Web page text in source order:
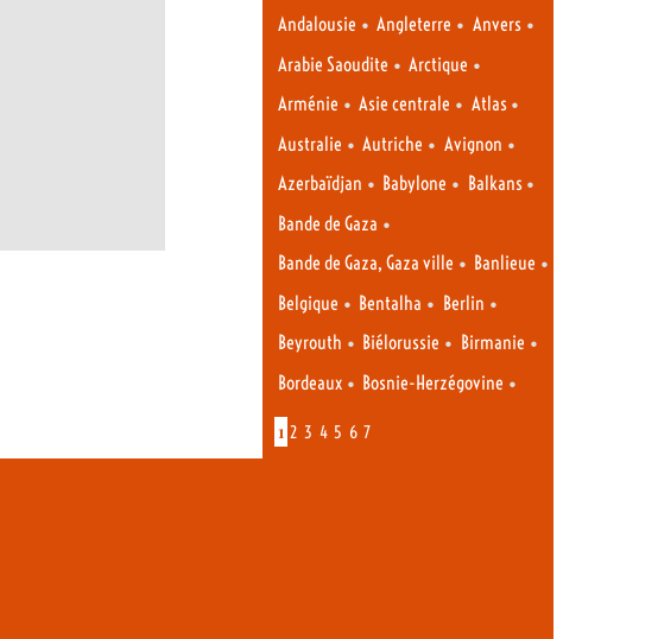
Andalousie • Angleterre • Anvers•
Arabie Saoudite • Arctique •
Arménie • Asie centrale • Atlas •
Australie • Autriche • Avignon •
Azerbaïdjan • Babylone • Balkans •
Bande de Gaza •
Bande de Gaza, Gaza ville • Banlieue •
Belgique • Bentalha • Berlin •
Beyrouth • Biélorussie • Birmanie •
Bordeaux • Bosnie-Herzégovine •
1 2 3 4 5 6 7